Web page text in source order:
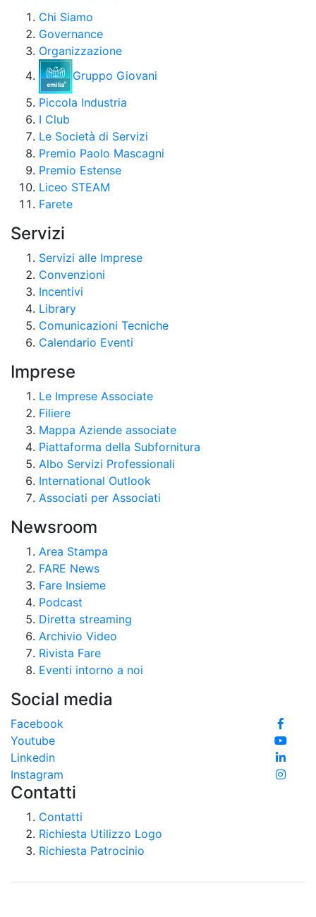
Chi Siamo
Governance
Organizzazione
Gruppo Giovani
Piccola Industria
I Club
Le Società di Servizi
Premio Paolo Mascagni
Premio Estense
Liceo STEAM
Farete
Servizi
Servizi alle Imprese
Convenzioni
Incentivi
Library
Comunicazioni Tecniche
Calendario Eventi
Imprese
Le Imprese Associate
Filiere
Mappa Aziende associate
Piattaforma della Subfornitura
Albo Servizi Professionali
International Outlook
Associati per Associati
Newsroom
Area Stampa
FARE News
Fare Insieme
Podcast
Diretta streaming
Archivio Video
Rivista Fare
Eventi intorno a noi
Social media
Facebook
Youtube
Linkedin
Instagram
Contatti
Contatti
Richiesta Utilizzo Logo
Richiesta Patrocinio